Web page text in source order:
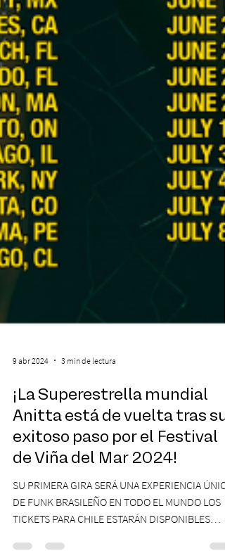
9 abr 2024 3 min de lectura
¡La Superestrella mundial
exitoso paso por el Festival
de Viña del Mar 2024!
SU PRIMERA GIRA SERÁ UNA EXPERIENCIA ÚNICA